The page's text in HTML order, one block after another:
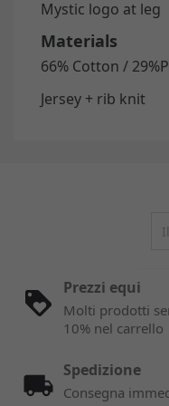
Mystic logo at leg
Materials
66% Cotton /
Jersey + rib knit
Prezzi equi
Molti prodotti
10% nel carrello
Spedizione
Consegna